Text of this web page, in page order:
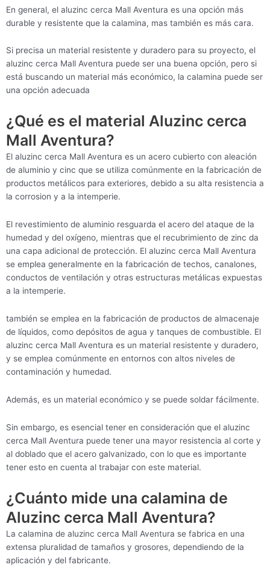
En general, el aluzinc cerca Mall Aventura es una opción más
durable y resistente que la calamina, mas también es más cara.
Si precisa un material resistente y duradero para su proyecto, el
aluzinc cerca Mall Aventura puede ser una buena opción, pero si
está buscando un material más económico, la calamina puede ser
una opción adecuada
¿Qué es el material Aluzinc cerca
Mall Aventura?
El aluzinc cerca Mall Aventura es un acero cubierto con aleación
de aluminio y cinc que se utiliza comúnmente en la fabricación de
productos metálicos para exteriores, debido a su alta resistencia a
la corrosion y a la intemperie.
El revestimiento de aluminio resguarda el acero del ataque de la
humedad y del oxígeno, mientras que el recubrimiento de zinc da
una capa adicional de protección. El aluzinc cerca Mall Aventura
se emplea generalmente en la fabricación de techos, canalones,
conductos de ventilación y otras estructuras metálicas expuestas
a la intemperie.
también se emplea en la fabricación de productos de almacenaje
de líquidos, como depósitos de agua y tanques de combustible. El
aluzinc cerca Mall Aventura es un material resistente y duradero,
y se emplea comúnmente en entornos con altos niveles de
contaminación y humedad.
Además, es un material económico y se puede soldar fácilmente.
Sin embargo, es esencial tener en consideración que el aluzinc
cerca Mall Aventura puede tener una mayor resistencia al corte y
al doblado que el acero galvanizado, con lo que es importante
tener esto en cuenta al trabajar con este material.
¿Cuánto mide una calamina de
Aluzinc cerca Mall Aventura?
La calamina de aluzinc cerca Mall Aventura se fabrica en una
extensa pluralidad de tamaños y grosores, dependiendo de la
aplicación y del fabricante.